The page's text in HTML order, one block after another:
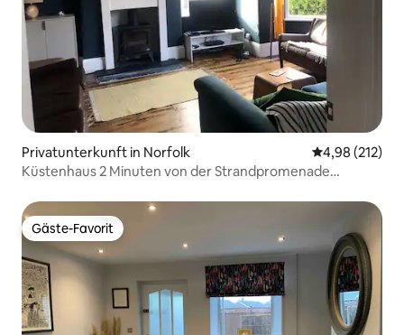
Privatunterkunft in Norfolk
4,98 (212)
Küstenhaus 2 Minuten von der Strandpromenade
Gäste-Favorit
Gäste-Favorit